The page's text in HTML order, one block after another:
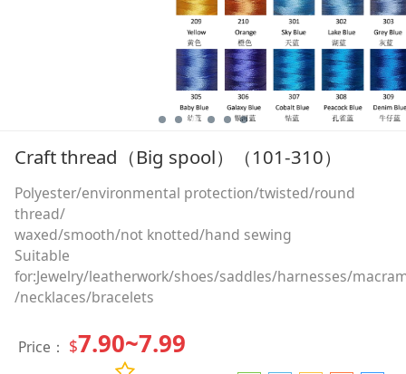
Craft thread（Big spool）（101-310）
Polyester/environmental protection/twisted/round
thread/
waxed/smooth/not knotted/hand sewing
Suitable
for:Jewelry/leatherwork/shoes/saddles/harnesses/
/necklaces/bracelets
Price： $7.90~7.99